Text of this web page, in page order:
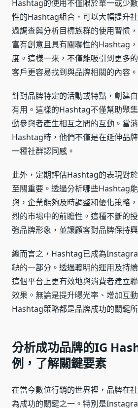
Hashtag的使用不僅限於單一或少
性的Hashtag組合，可以大幅提升
過調查與分析目標族群的使用習慣
富有創意且具有關聯性的Hashtag
度。這樣一來，不僅能吸引到更多
客戶更容易找到與品牌相關的內容。
針對品牌特定的活動或特點，創建
有用。這樣的Hashtag不僅幫助聚
動參與者產生相互之間的互動。當
Hashtag時，他們不僅是在延伸品
一種社群認同感。
此外，定期評估Hashtag的表現對
至關重要。透過分析哪些Hashtag
與，企業能夠及時調整和優化策略
烈的市場中的前瞻性。這種不斷的
強品牌形象，並讓顧客對品牌保持興
總而言之，Hashtag已成為
缺的一部分。透過聰明的運用及持
這個平台上更有效地與消費者建立
效果。無論是提升曝光率、增加互
Hashtag策略都是品牌成功的關鍵所
分析成功品牌的IG
例，了解關鍵要素
在當今數位行銷的世界裡，品牌在
為成功的關鍵之一。特別是